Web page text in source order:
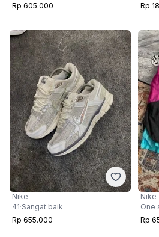
Rp 605.000
Rp
Nike
41·Sangat baik
Rp 655.000
Nike
One
Rp